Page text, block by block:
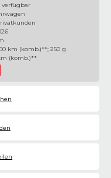
verfügbar
km (komb.)**; 250 g
(komb.)**